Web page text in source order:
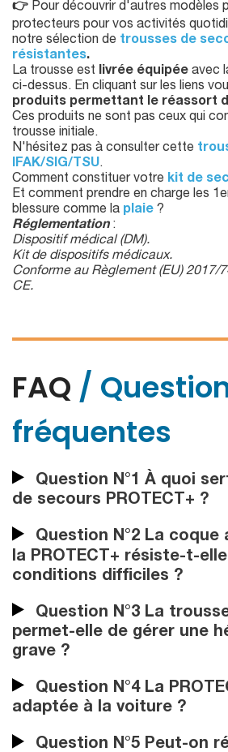
👉 Pour découvrir d'autres modèles
protecteurs pour vos activités
notre sélection de trousses de
résistantes.
La trousse est livrée équipée avec
ci-dessus. En cliquant sur les liens
produits permettant le réassort
Ces produits ne sont pas ceux qui
trousse initiale.
N'hésitez pas à consulter cette
IFAK/SIG/TSU.
Comment constituer votre kit de
Et comment prendre en charge les
blessure comme la plaie ?
Réglementation :
Dispositif médical (DM).
Kit de dispositifs médicaux.
Conforme au Règlement (EU) 2017/
CE.
FAQ /
fréquentes
Question N°1 À quoi
de secours PROTECT+ ?
Question N°2 La
la PROTECT+ résiste-t-
conditions difficiles ?
Question N°3 La
permet-elle de gérer une
grave ?
Question N°4 La
adaptée à la voiture ?
Question N°5 Peut-on